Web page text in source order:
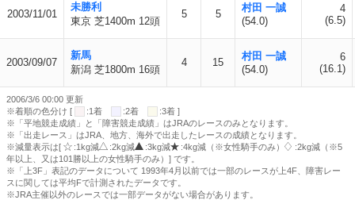
2003/11/01
未勝利
東京 芝1400m 12頭
5 5
村田 一誠
(54.0)
4
(6.5)
2003/09/07
新馬
新潟 芝1800m 16頭
4 15
村田 一誠
(54.0)
6
(16.1)
2006/3/6 00:00 更新
※着順の色分け [
:1着 :2着
:3着 ]
※「平地競走成績」と「障害競走成績」はJRAのレースのみとなります。
※「出走レース」はJRA、地方、海外で出走したレースの成績となります。
※減量表示は[
:1kg減 :2kg減 :3kg減 :4kg減（※女性騎手のみ）
:2kg減（※5
年以上、又は101勝以上の女性騎手のみ）] です。
※「上3F」表記のデータについて 1993年4月以前では一部のレースが上4F、障害レー
スに関しては平均Fで計測されたデータです。
※JRA主催以外のレースでは一部データがない場合があります。